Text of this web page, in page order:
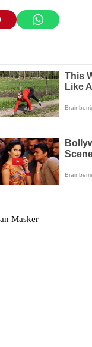
Masker